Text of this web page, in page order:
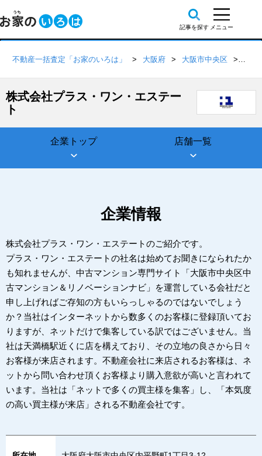
不動産一括査定「お家のいろは」 大阪府 大阪市中央区
株式会社プラス・ワン・エステー
ト
企業トップ 店舗一覧
企業情報
株式会社プラス・ワン・エステートのご紹介です。
プラス・ワン・エステートの社名は始めてお聞きになられたか
も知れませんが、中古マンション専門サイト「大阪市中央区中
古マンション＆リノベーションナビ」を運営している会社だと
申し上げればご存知の方もいらっしゃるのではないでしょう
か？当社はインターネットから数多くのお客様に登録頂いてお
りますが、ネットだけで集客している訳ではございません。当
社は天満橋駅近くに店を構えており、その立地の良さから日々
お客様が来店されます。不動産会社に来店されるお客様は、ネ
ットから問い合わせ頂くお客様より購入意欲が高いと言われて
います。当社は「ネットで多くの買主様を集客」し、「本気度
の高い買主様が来店」される不動産会社です。